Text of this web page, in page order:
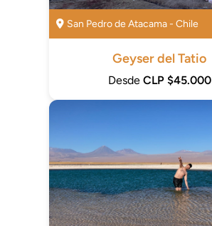
San Pedro de Atacama - Chile
Geyser del Tatio
Desde CLP $45.000